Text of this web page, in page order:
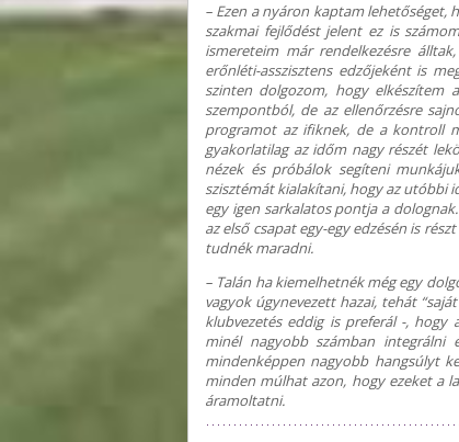
– Ezen a nyáron kaptam lehetőséget,
szakmai fejlődést jelent ez is
ismereteim már rendelkezésre
erőnléti-asszisztens edzőjeként is
szinten dolgozom, hogy elkészítem
szempontból, de az ellenőrzésre
programot az ifiknek, de a kontroll
gyakorlatilag az időm nagy részét
nézek és próbálok segíteni
szisztémát kialakítani, hogy az utóbbi
egy igen sarkalatos pontja a
az első csapat egy-egy edzésén is
tudnék maradni.
– Talán ha kiemelhetnék még egy
vagyok úgynevezett hazai, tehát
klubvezetés eddig is preferál -, hogy
minél nagyobb számban integrálni
mindenképpen nagyobb hangsúlyt
minden múlhat azon, hogy ezeket a
áramoltatni.